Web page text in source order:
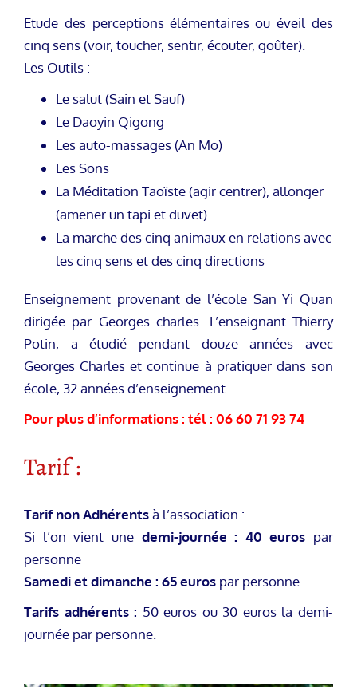
Etude des perceptions élémentaires ou éveil des
cinq sens (voir, toucher, sentir, écouter, goûter).
Les Outils :
Le salut (Sain et Sauf)
Le Daoyin Qigong
Les auto-massages (An Mo)
Les Sons
La Méditation Taoïste (agir centrer), allonger
(amener un tapi et duvet)
La marche des cinq animaux en relations avec
les cinq sens et des cinq directions
Enseignement provenant de l’école San Yi Quan
dirigée par Georges charles. L’enseignant Thierry
Potin, a étudié pendant douze années avec
Georges Charles et continue à pratiquer dans son
école, 32 années d’enseignement.
Pour plus d’informations : tél : 06 60 71 93 74
Tarif :
Tarif non Adhérentsà l’association :
Si l’on vient une demi-journée : 40 euros par
personne
Samedi et dimanche : 65 euros par personne
Tarifs adhérents : 50 euros ou 30 euros la demi-
journée par personne.